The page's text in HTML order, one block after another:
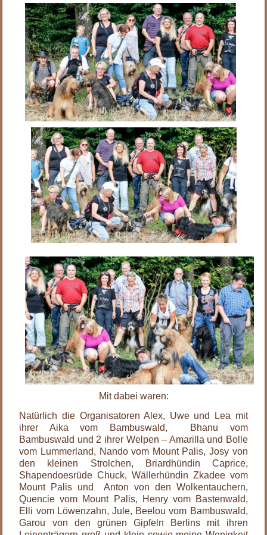
Mit dabei waren:
Natürlich die Organisatoren Alex, Uwe und Lea mit
ihrer Aika vom Bambuswald, Bhanu vom
Bambuswald und 2 ihrer Welpen – Amarilla und Bolle
vom Lummerland, Nando vom Mount Palis, Josy von
den kleinen Strolchen, Briardhündin Caprice,
Shapendoesrüde Chuck, Wällerhündin Zkadee vom
Mount Palis und Anton von den Wolkentauchern,
Quencie vom Mount Palis, Henry vom Bastenwald,
Elli vom Löwenzahn, Jule, Beelou vom Bambuswald,
Garou von den grünen Gipfeln Berlins mit ihren